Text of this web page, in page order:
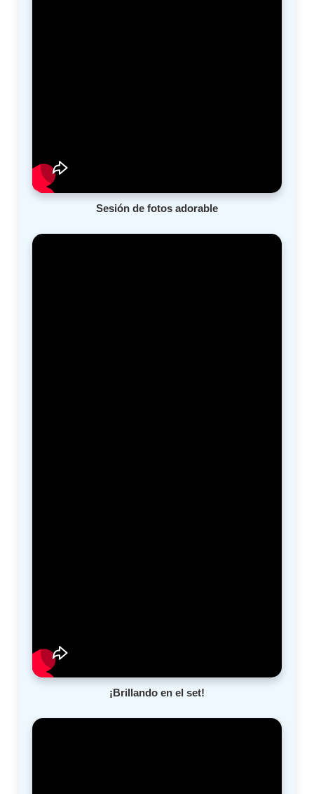
Sesión de fotos adorable
¡Brillando en el set!